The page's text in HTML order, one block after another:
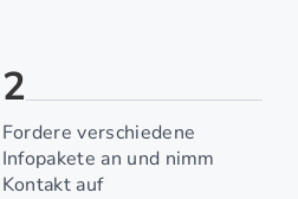
2
Fordere verschiedene
Infopakete an und nimm
Kontakt auf